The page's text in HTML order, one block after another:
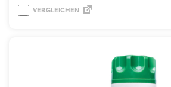
VERGLEICHEN